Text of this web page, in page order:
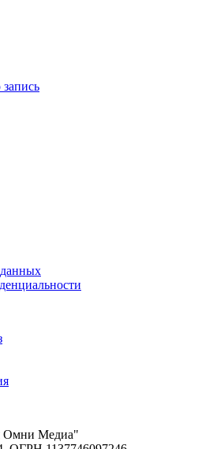
Медиа"